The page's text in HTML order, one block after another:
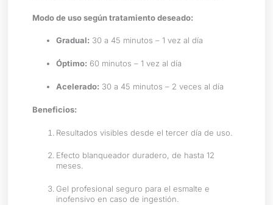
Modo de uso según tratamiento deseado:
Gradual: 30 a 45 minutos – 1 vez al día
Óptimo: 60 minutos – 1 vez al día
Acelerado: 30 a 45 minutos – 2 veces al día
Beneficios:
Resultados visibles desde el tercer día de uso.
Efecto blanqueador duradero, de hasta 12
meses.
Gel profesional seguro para el esmalte e
inofensivo en caso de ingestión.